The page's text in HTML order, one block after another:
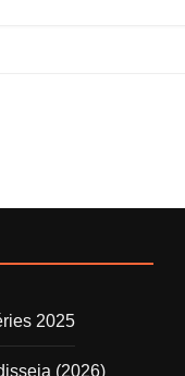
2025
(2026)